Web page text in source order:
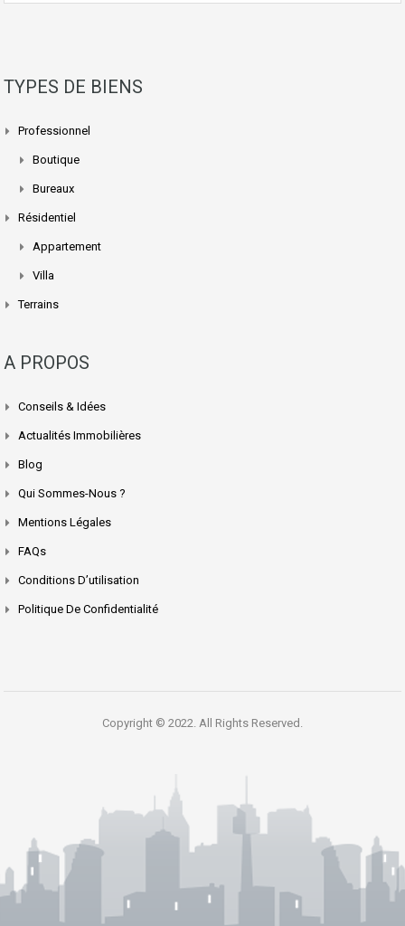
TYPES DE BIENS
Professionnel
Boutique
Bureaux
Résidentiel
Appartement
Villa
Terrains
A PROPOS
Conseils & Idées
Actualités Immobilières
Blog
Qui Sommes-Nous ?
Mentions Légales
FAQs
Conditions D’utilisation
Politique De Confidentialité
Copyright © 2022. All Rights Reserved.